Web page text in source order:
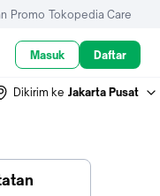
Promo Tokopedia Care
Masuk Daftar
Dikirim ke Jakarta Pusat